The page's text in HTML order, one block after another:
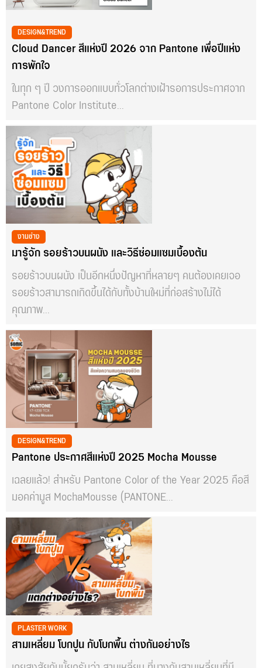
DESIGN&TREND
Cloud Dancer สีแห่งปี 2026 จาก Pantone เพื่อปีแห่ง
การพักใจ
ในทุก ๆ ปี วงการออกแบบทั่วโลกต่างเฝ้ารอการประกาศจาก
Pantone Color Institute...
งานช่าง
มารู้จัก รอยร้าวบนผนัง และวิธีซ่อมแซมเบื้องต้น
รอยร้าวบนผนัง เป็นอีกหนึ่งปัญหาที่หลายๆ คนต้องเคยเจอ
รอยร้าวสามารถเกิดขึ้นได้กับทั้งบ้านใหม่ที่ก่อสร้างไม่ได้
คุณภาพ...
DESIGN&TREND
Pantone ประกาศสีแห่งปี 2025 Mocha Mousse
เฉลยแล้ว! สำหรับ Pantone Color of the Year 2025 คือสี
มอคค่ามูส MochaMousse (PANTONE...
PLASTER WORK
สามเหลี่ยม โบกปูน กับโบกพื้น ต่างกันอย่างไร